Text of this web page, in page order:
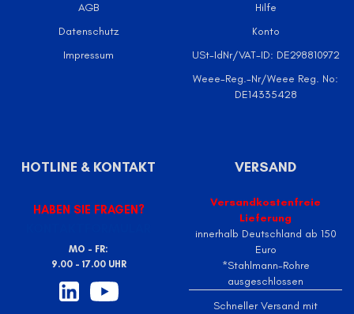
AGB
Datenschutz
Impressum
Hilfe
Konto
USt-IdNr/VAT-ID: DE298810972
Weee-Reg.-Nr/Weee Reg. No:
DE14335428
HOTLINE & KONTAKT
HABEN SIE FRAGEN?
MO - FR:
9.00 - 17.00 UHR
VERSAND
Versandkostenfreie
Lieferung
innerhalb Deutschland ab 150
Euro
*Stahlmann-Rohre
ausgeschlossen
Schneller Versand mit